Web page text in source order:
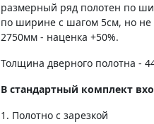
размерный ряд полотен по
по ширине с шагом 5см, но
2750мм - наценка +50%.
Толщина дверного полотна -
В стандартный комплект
1. Полотно c зарезкой